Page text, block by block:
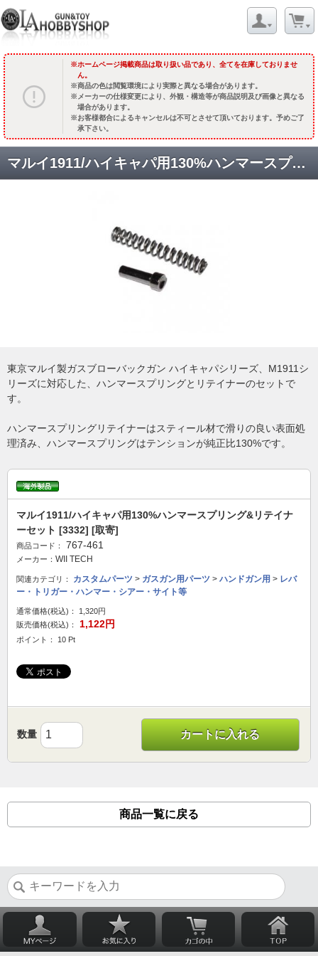
ホームページ掲載商品は取り扱い品であり、全てを在庫しておりませ
ん。
商品の色は閲覧環境により実際と異なる場合があります。
メーカーの仕様変更により、外観・構造等が商品説明及び画像と異なる
場合があります。
お客様都合によるキャンセルは不可とさせて頂いております。予めご了
承下さい。
マルイ1911/ハイキャパ用130%ハンマースプリング&リテイナーセット [3332] [取寄]
東京マルイ製ガスブローバックガン ハイキャパシリーズ、M1911シ
リーズに対応した、ハンマースプリングとリテイナーのセットで
す。
ハンマースプリングリテイナーはスティール材で滑りの良い表面処
理済み、ハンマースプリングはテンションが純正比130%です。
マルイ1911/ハイキャパ用130%ハンマースプリング&リテイナ
ーセット [3332] [取寄]
商品コード： 767-461
メーカー： WII TECH
関連カテゴリ： カスタムパーツ > ガスガン用パーツ > ハンドガン用 > レバ
ー・トリガー・ハンマー・シアー・サイト等
通常価格(税込)：
1,320円
販売価格(税込)：
1,122円
ポイント： 10 Pt
数量 カートに入れる
商品一覧に戻る